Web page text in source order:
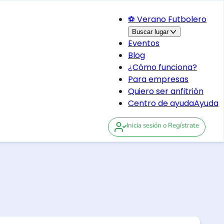
⚽ Verano Futbolero
Buscar lugar
Eventos
Blog
¿Cómo funciona?
Para empresas
Quiero ser anfitrión
Centro de ayudaAyuda
Inicia sesión o Regístrate